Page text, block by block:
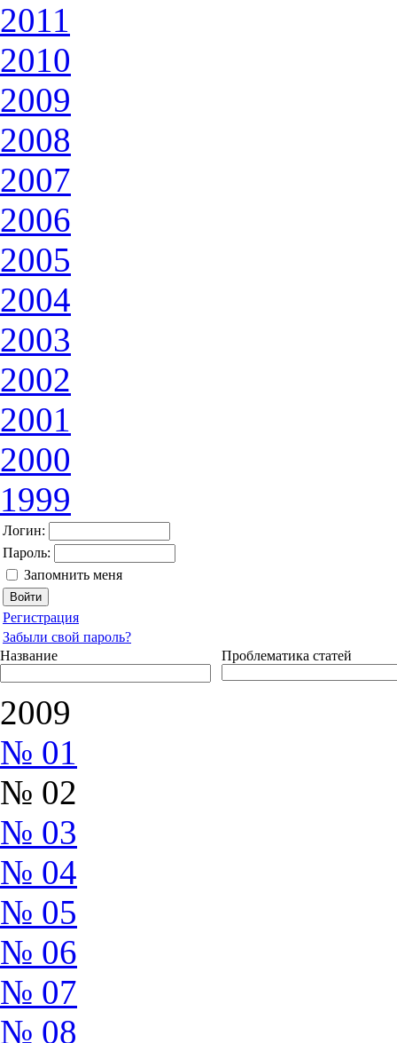
2011
2010
2009
2008
2007
2006
2005
2004
2003
2002
2001
2000
1999
Логин:
Пароль:
Запомнить меня
Регистрация
Забыли свой пароль?
Название
Проблематика статей
2009
№ 01
№ 02
№ 03
№ 04
№ 05
№ 06
№ 07
№ 08